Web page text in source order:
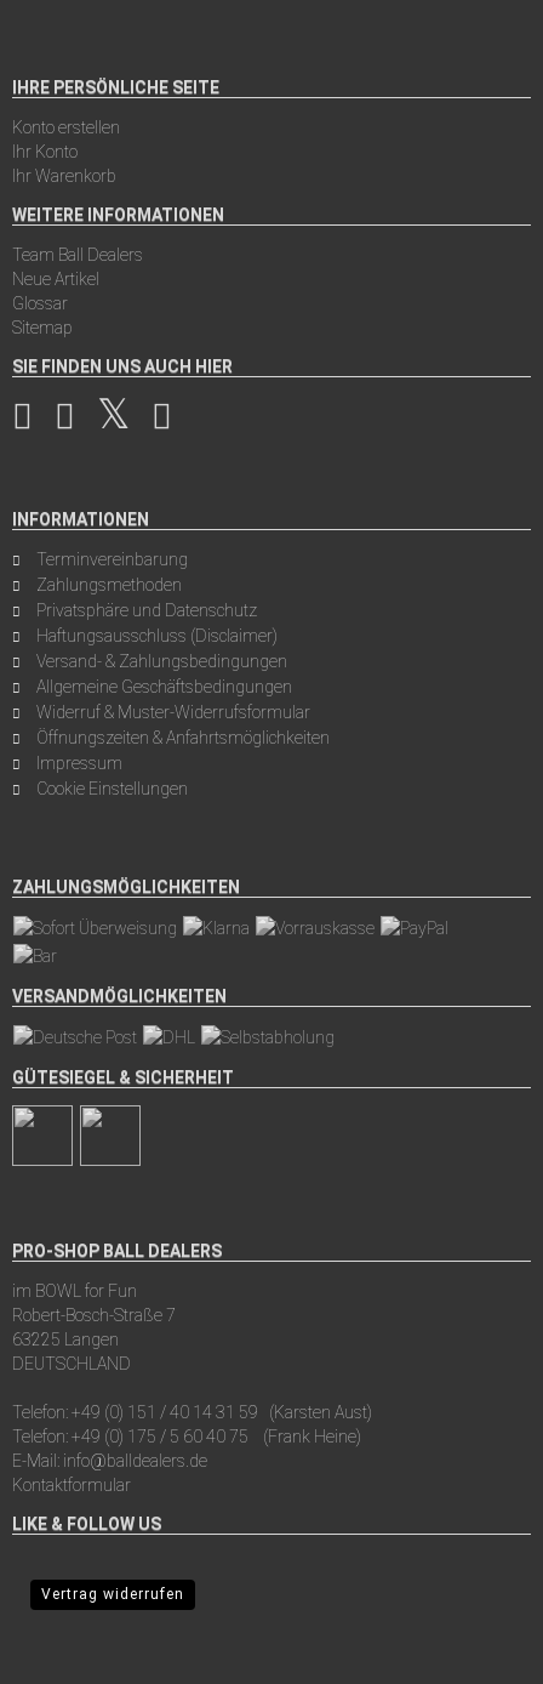
IHRE PERSÖNLICHE SEITE
Konto erstellen
Ihr Konto
Ihr Warenkorb
WEITERE INFORMATIONEN
Team Ball Dealers
Neue Artikel
Glossar
Sitemap
SIE FINDEN UNS AUCH HIER
INFORMATIONEN
Terminvereinbarung
Zahlungsmethoden
Privatsphäre und Datenschutz
Haftungsausschluss (Disclaimer)
Versand- & Zahlungsbedingungen
Allgemeine Geschäftsbedingungen
Widerruf & Muster-Widerrufsformular
Öffnungszeiten & Anfahrtsmöglichkeiten
Impressum
Cookie Einstellungen
ZAHLUNGSMÖGLICHKEITEN
VERSANDMÖGLICHKEITEN
GÜTESIEGEL & SICHERHEIT
PRO-SHOP BALL DEALERS
im BOWL for Fun
Robert-Bosch-Straße 7
63225 Langen
DEUTSCHLAND
Telefon:+49 (0) 151 / 40 14 31 59
(Karsten Aust)
Telefon:+49 (0) 175 / 5 60 40 75
(Frank Heine)
E-Mail: info@balldealers.de
Kontaktformular
LIKE & FOLLOW US
Vertrag widerrufen